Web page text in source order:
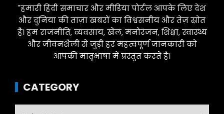
"हमारी हिंदी समाचार और मीडिया पोर्टल आपके लिए देश
और दुनिया की ताज़ा खबरों का विश्वसनीय और तेज़ स्रोत
है। हम राजनीति, व्यवसाय, खेल, मनोरंजन, शिक्षा, स्वास्थ्य
और जीवनशैली से जुड़ी हर महत्वपूर्ण जानकारी को
आपकी मातृभाषा में प्रस्तुत करते हैं।
CATEGORY